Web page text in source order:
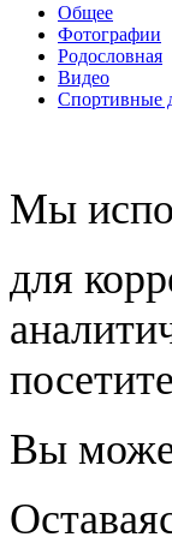
Общее
Фотографии
Родословная
Видео
Спортивные
Мы
для
Вы